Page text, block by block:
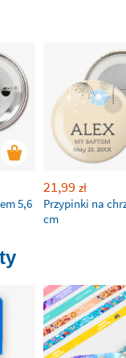
5,6
21,99 zł
Przypinki na
cm